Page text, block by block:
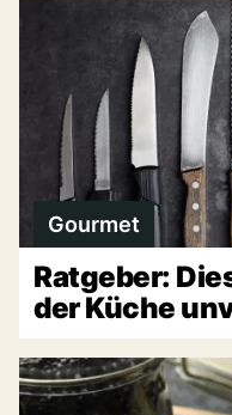
Gourmet
Ratgeber:
der Küche